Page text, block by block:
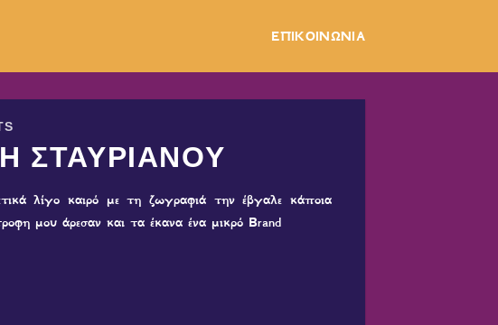
ΕΠΙΚΟΙΝΩΝΙΑ
ΣΤΑΥΡΙΑΝΟΥ
λίγο καιρό με τη ζωγραφιά την έβγαλε κάποια
μου άρεσαν και τα έκανα ένα μικρό Brand